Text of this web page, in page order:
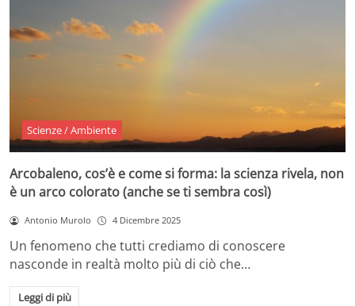
Scienze / Ambiente
Arcobaleno, cos’è e come si forma: la scienza rivela, non
è un arco colorato (anche se ti sembra così)
Antonio Murolo 4 Dicembre 2025
Un fenomeno che tutti crediamo di conoscere
nasconde in realtà molto più di ciò che…
Leggi di più